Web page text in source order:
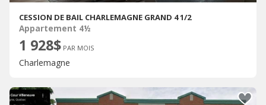
CESSION DE BAIL CHARLEMAGNE GRAND 4 1/2
Appartement 4½
1 928$ PAR MOIS
Charlemagne